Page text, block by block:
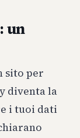
un
sito per
diventa la
i tuoi dati